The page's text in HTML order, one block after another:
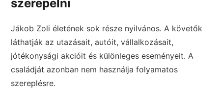
szerepelni
Jákob Zoli életének sok része nyilvános. A követők
láthatják az utazásait, autóit, vállalkozásait,
jótékonysági akcióit és különleges eseményeit. A
családját azonban nem használja folyamatos
szereplésre.